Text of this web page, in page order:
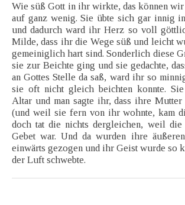
Wie süß Gott in ihr wirkte, das können
auf ganz wenig. Sie übte sich gar innig
und dadurch ward ihr Herz so voll
Milde, dass ihr die Wege süß und leicht
gemeiniglich hart sind. Sonderlich diese
sie zur Beichte ging und sie gedachte,
an Gottes Stelle da saß, ward ihr so
sie oft nicht gleich beichten konnte.
Altar und man sagte ihr, dass ihre Mutter
(und weil sie fern von ihr wohnte, kam
doch tat die nichts dergleichen, weil
Gebet war. Und da wurden ihre
einwärts gezogen und ihr Geist wurde so
der Luft schwebte.